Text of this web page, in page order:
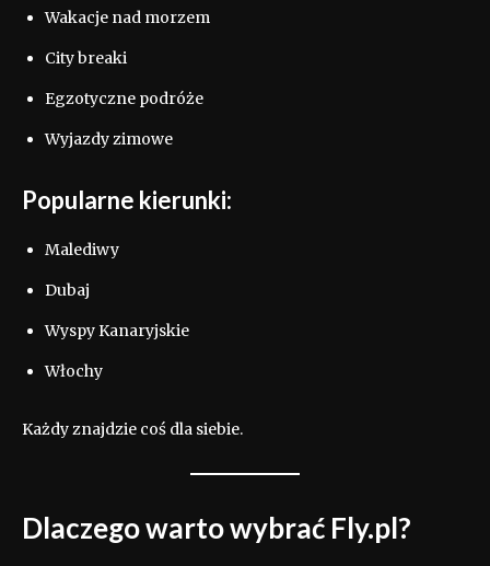
Wakacje nad morzem
City breaki
Egzotyczne podróże
Wyjazdy zimowe
Popularne kierunki:
Malediwy
Dubaj
Wyspy Kanaryjskie
Włochy
Każdy znajdzie coś dla siebie.
Dlaczego warto wybrać Fly.pl?